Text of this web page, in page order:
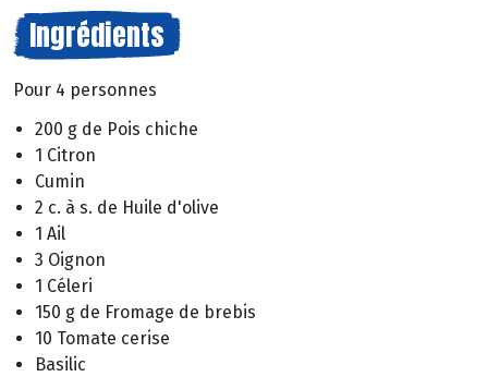
Ingrédients
Pour 4 personnes
200 g de Pois chiche
1 Citron
Cumin
2 c. à s. de Huile d'olive
1 Ail
3 Oignon
1 Céleri
150 g de Fromage de brebis
10 Tomate cerise
Basilic